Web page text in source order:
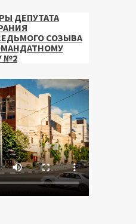
ДЕПУТАТА
СОЗЫВА
№2